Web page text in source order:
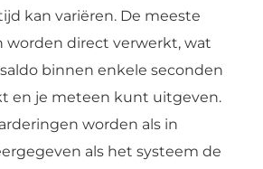
kan variëren. De meeste
worden direct verwerkt, wat
binnen enkele seconden
en je meteen kunt uitgeven.
worden als in
als het systeem de